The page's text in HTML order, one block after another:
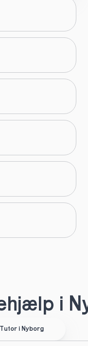
i
Tutor i Nyborg